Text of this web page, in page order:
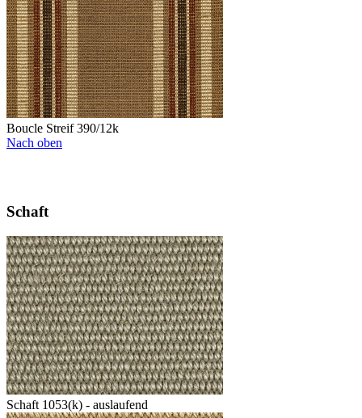
Boucle Streif 390/12k
Nach oben
Schaft
Schaft 1053(k) - auslaufend